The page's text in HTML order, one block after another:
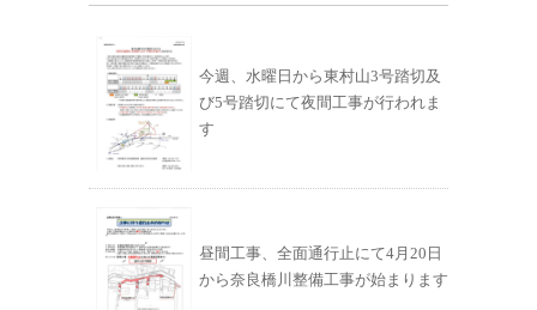
今週、水曜日から東村山3号踏切及
び5号踏切にて夜間工事が行われま
す
昼間工事、全面通行止にて4月20日
から奈良橋川整備工事が始まります